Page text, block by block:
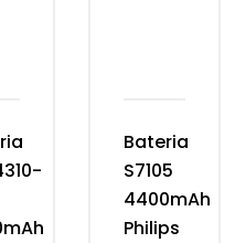
Bateria
S7105
4400mAh
Philips